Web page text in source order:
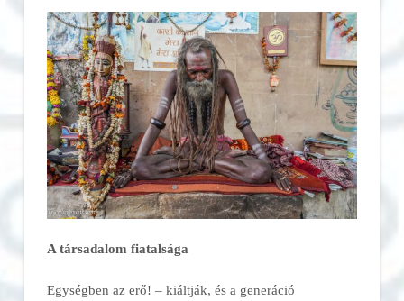
A társadalom fiatalsága
Egységben az erő! – kiáltják, és a generáció